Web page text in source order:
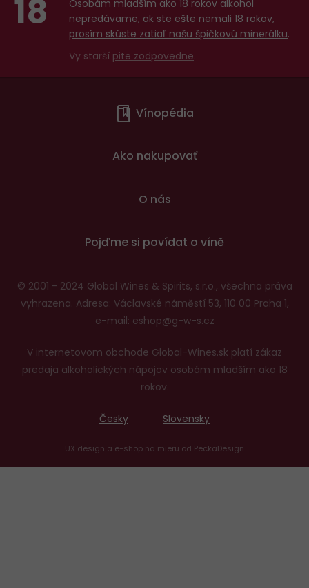
18
Osobám mladším ako 18 rokov alkohol
nepredávame, ak ste ešte nemali 18 rokov,
prosím skúste zatiaľ našu špičkovú minerálku.
Vy starší pite zodpovedne.
Vínopédia
Ako nakupovať
O nás
Pojďme si povídat o víně
© 2001 - 2024 Global Wines & Spirits, s.r.o., všechna práva
vyhrazena. Adresa: Václavské náměstí 53, 110 00 Praha 1,
e-mail: eshop@g-w-s.cz
V internetovom obchode Global-Wines.sk platí zákaz
predaja alkoholických nápojov osobám mladším ako 18
rokov.
Česky Slovensky
UX design a e-shop na mieru od PeckaDesign